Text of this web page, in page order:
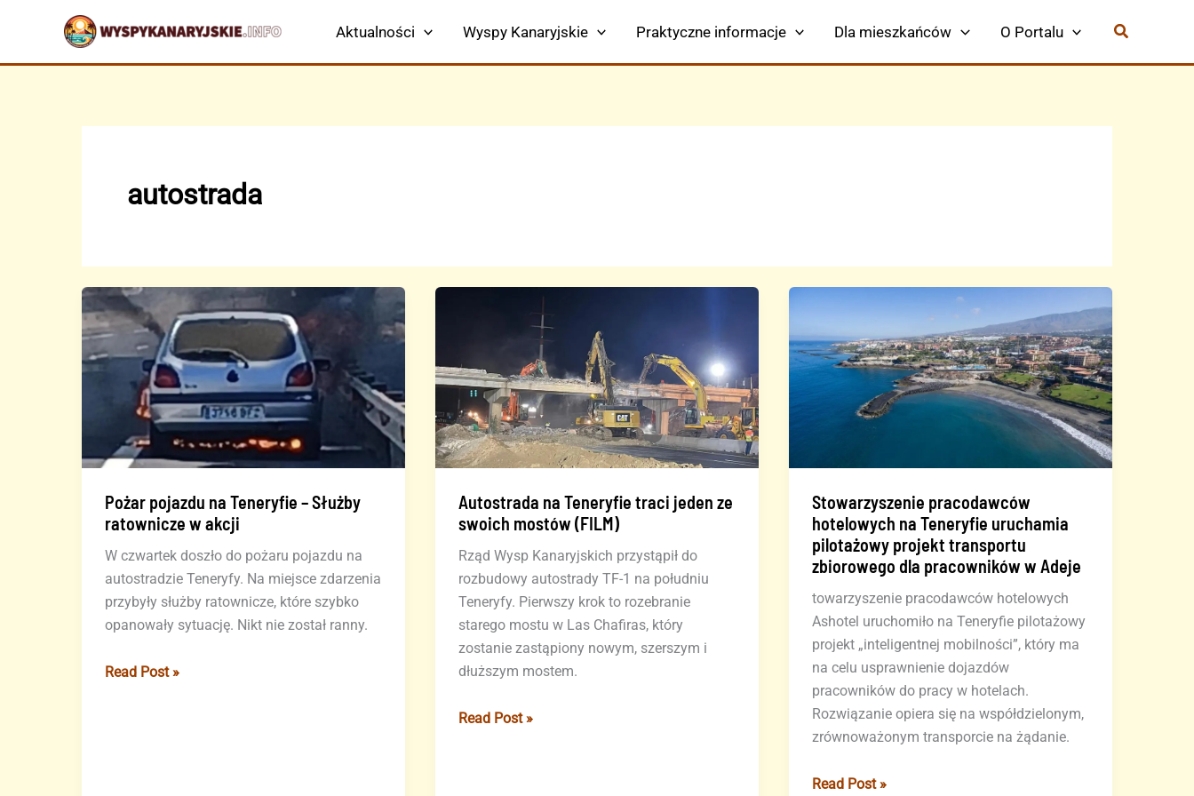
treści
Aktualności Wyspy Kanaryjskie Praktyczne informacje Dla mieszkańców O Portalu
autostrada
Pożar pojazdu na Teneryfie – Służby
ratownicze w akcji
W czwartek doszło do pożaru pojazdu na
autostradzie Teneryfy. Na miejsce zdarzenia
przybyły służby ratownicze, które szybko
opanowały sytuację. Nikt nie został ranny.
Pożar
Read Post »
Autostrada na Teneryfie traci jeden ze
swoich mostów (FILM)
Rząd Wysp Kanaryjskich przystąpił do
rozbudowy autostrady TF-1 na południu
Teneryfy. Pierwszy krok to rozebranie
starego mostu w Las Chafiras, który
zostanie zastąpiony nowym, szerszym i
dłuższym mostem.
Autostrada
Read Post »
Stowarzyszenie pracodawców
hotelowych na Teneryfie uruchamia
pilotażowy projekt transportu
zbiorowego dla pracowników w Adeje
towarzyszenie pracodawców hotelowych
Ashotel uruchomiło na Teneryfie pilotażowy
projekt „inteligentnej mobilności”, który ma
na celu usprawnienie dojazdów
pracowników do pracy w hotelach.
Rozwiązanie opiera się na współdzielonym,
zrównoważonym transporcie na żądanie.
Stowarzyszenie
Read Post »